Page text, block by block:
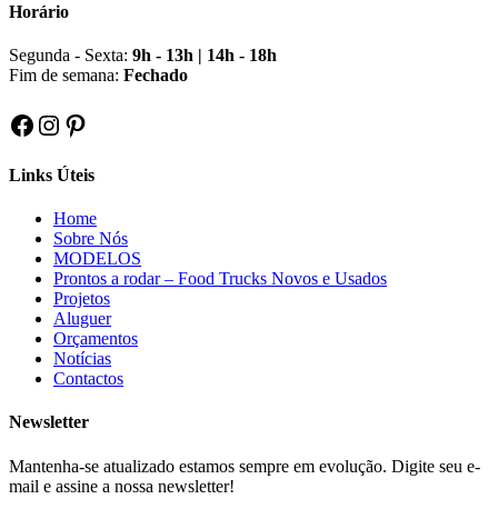
Horário
Segunda - Sexta: 9h - 13h | 14h - 18h
Fim de semana: Fechado
Facebook
Instagram
Pinterest
Links Úteis
Home
Sobre Nós
MODELOS
Prontos a rodar – Food Trucks Novos e Usados
Projetos
Aluguer
Orçamentos
Notícias
Contactos
Newsletter
Mantenha-se atualizado estamos sempre em evolução. Digite seu e-
mail e assine a nossa newsletter!